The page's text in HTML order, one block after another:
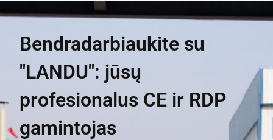
Bendradarbiaukite su
"LANDU": jūsų
profesionalus CE ir RDP
gamintojas